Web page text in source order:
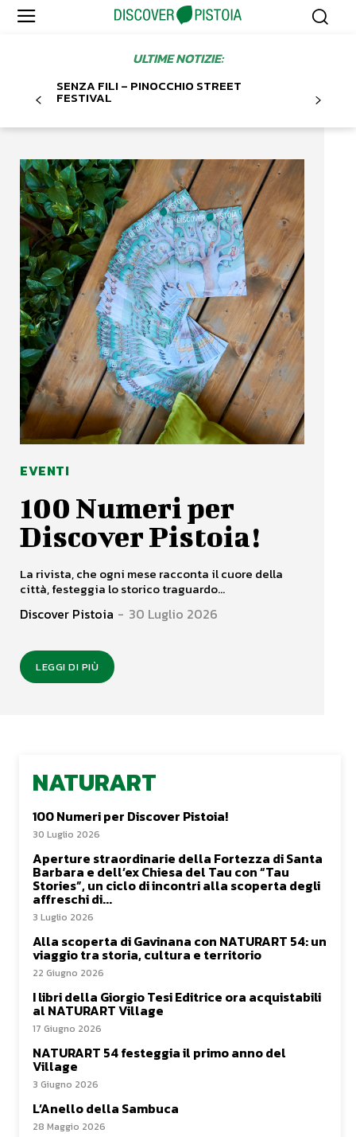
ULTIME NOTIZIE:
SENZA FILI – PINOCCHIO STREET
FESTIVAL
EVENTI
100 Numeri per
Discover Pistoia!
La rivista, che ogni mese racconta il cuore della
città, festeggia lo storico traguardo...
Discover Pistoia - 30 Luglio 2026
LEGGI DI PIÙ
NATURART
100 Numeri per Discover Pistoia!
30 Luglio 2026
Aperture straordinarie della Fortezza di Santa
Barbara e dell’ex Chiesa del Tau con “Tau
Stories”, un ciclo di incontri alla scoperta degli
affreschi di...
3 Luglio 2026
Alla scoperta di Gavinana con NATURART 54: un
viaggio tra storia, cultura e territorio
22 Giugno 2026
I libri della Giorgio Tesi Editrice ora acquistabili
al NATURART Village
17 Giugno 2026
NATURART 54 festeggia il primo anno del
Village
3 Giugno 2026
L’Anello della Sambuca
28 Maggio 2026